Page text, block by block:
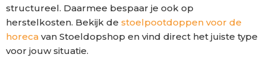
structureel. Daarmee bespaar je ook op
herstelkosten. Bekijk de stoelpootdoppen voor de
horeca van Stoeldopshop en vind direct het juiste type
voor jouw situatie.